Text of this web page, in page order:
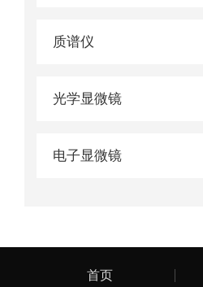
质谱仪
光学显微镜
电子显微镜
首页